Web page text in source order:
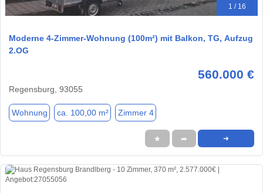
1 / 16
Moderne 4-Zimmer-Wohnung (100m²) mit Balkon, TG, Aufzug
2.OG
560.000 €
Regensburg, 93055
Wohnung ca. 100,00 m² Zimmer 4
★ ➦ ➜